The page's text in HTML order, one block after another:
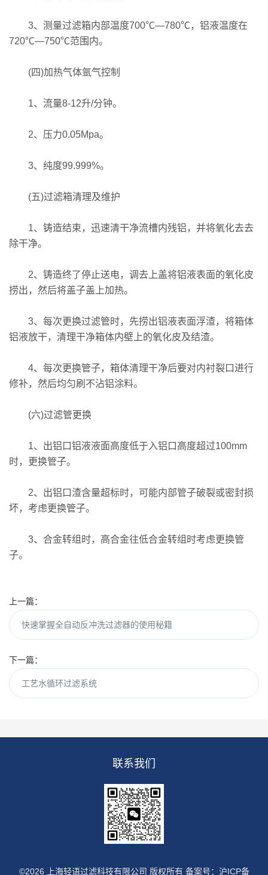
3、测量过滤箱内部温度700℃—780℃，铝液温度在
720℃—750℃范围内。
(四)加热气体氩气控制
1、流量8-12升/分钟。
2、压力0.05Mpa。
3、纯度99.999%。
(五)过滤箱清理及维护
1、铸造结束，迅速清干净流槽内残铝，并将氧化去去
除干净。
2、铸造终了停止送电，调去上盖将铝液表面的氧化皮
捞出，然后将盖子盖上加热。
3、每次更换过滤管时，先捞出铝液表面浮渣，将箱体
铝液放干，清理干净箱体内壁上的氧化皮及结渣。
4、每次更换管子，箱体清理干净后要对内衬裂口进行
修补，然后均匀刷不沾铝涂料。
(六)过滤管更换
1、出铝口铝液液面高度低于入铝口高度超过100mm
时，更换管子。
2、出铝口渣含量超标时，可能内部管子破裂或密封损
坏，考虑更换管子。
3、合金转组时，高合金往低合金转组时考虑更换管
子。
上一篇：
快速掌握全自动反冲洗过滤器的使用秘籍
下一篇：
工艺水循环过滤系统
联系我们
©2026 上海轻语过滤科技有限公司 版权所有 备案号：沪ICP备